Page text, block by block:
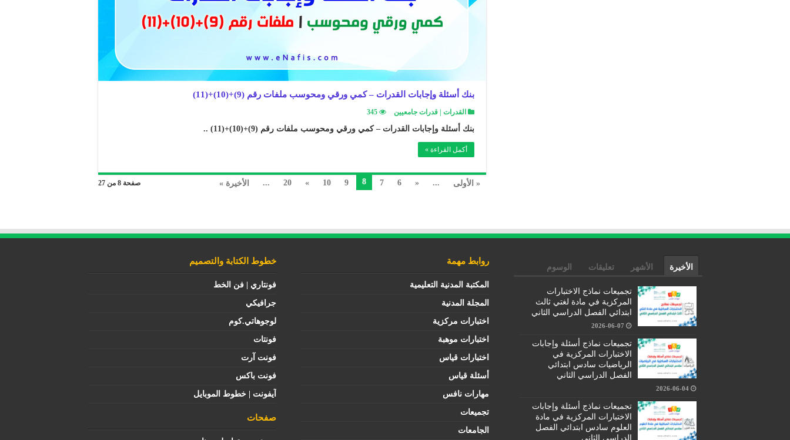
بنك أسئلة وإجابات القدرات – كمي ورقي ومحوسب ملفات رقم (9)+(10)+(11)
القدرات | قدرات جامعيين 345
بنك أسئلة وإجابات القدرات – كمي ورقي ومحوسب ملفات رقم (9)+(10)+(11) ..
أكمل القراءة »
صفحة 8 من 27 « الأولى ...
«
6
7
8
9
10
»
20
... الأخيرة »
الأخيرة الأشهر تعليقات الوسوم
تجميعات نماذج الاختبارات
المركزية في مادة لغتي ثالث
ابتدائي الفصل الدراسي الثاني
2026-06-07
تجميعات نماذج أسئلة وإجابات
الاختبارات المركزية في
الرياضيات سادس ابتدائي
الفصل الدراسي الثاني
2026-06-04
تجميعات نماذج أسئلة وإجابات
الاختبارات المركزية في مادة
العلوم سادس ابتدائي الفصل
الدراسي الثاني
روابط مهمة
المكتبة المدنية التعليمية
المجلة المدنية
اختبارات مركزية
اختبارات موهبة
اختبارات قياس
أسئلة قياس
مهارات نافس
تجميعات
الجامعات
خطوط الكتابة والتصميم
فونتاري | فن الخط
جرافيكي
لوجوهاتي.كوم
فونتات
فونت آرت
فونت باكس
آيفونت | خطوط الموبايل
صفحات